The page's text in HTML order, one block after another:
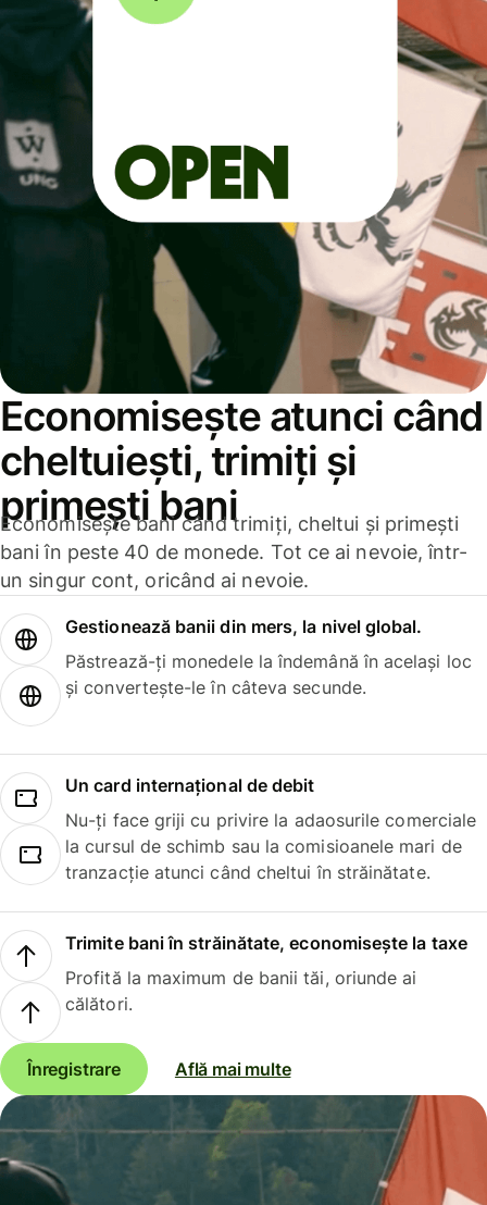
Economisește atunci când
cheltuiești, trimiți și
primești bani
Economisește bani când trimiți, cheltui și primești
bani în peste 40 de monede. Tot ce ai nevoie, într-
un singur cont, oricând ai nevoie.
Gestionează banii din mers, la nivel global.
Păstrează-ți monedele la îndemână în același loc
și convertește-le în câteva secunde.
Un card internațional de debit
Nu-ți face griji cu privire la adaosurile comerciale
la cursul de schimb sau la comisioanele mari de
tranzacție atunci când cheltui în străinătate.
Trimite bani în străinătate, economisește la taxe
Profită la maximum de banii tăi, oriunde ai
călători.
Înregistrare Află mai multe